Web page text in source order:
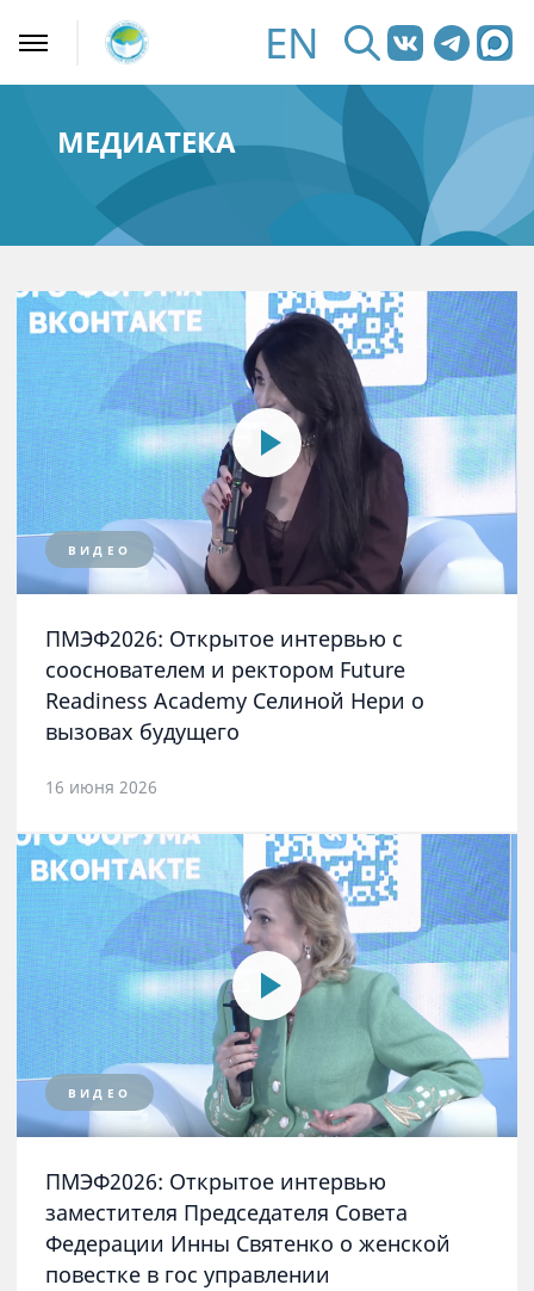
EN
МЕДИАТЕКА
ВИДЕО
ПМЭФ2026: Открытое интервью с
сооснователем и ректором Future
Readiness Academy Селиной Нери о
вызовах будущего
16 июня 2026
ВИДЕО
ПМЭФ2026: Открытое интервью
заместителя Председателя Совета
Федерации Инны Святенко о женской
повестке в гос управлении